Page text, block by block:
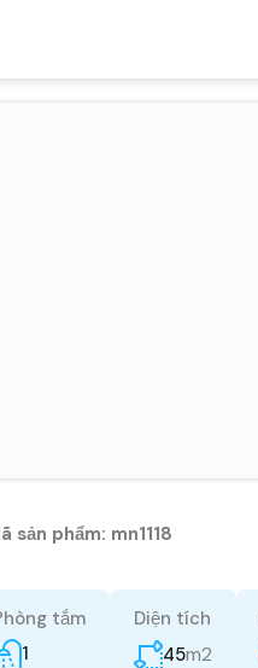
sản phẩm: mn1118
tắm
1
Diện tích
45m2